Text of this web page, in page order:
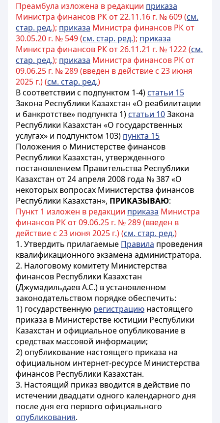
Преамбула изложена в редакции приказа
Министра финансов РК от 22.11.16 г. № 609 (см.
стар. ред.); приказа Министра финансов РК от
30.05.20 г. № 549 (см. стар. ред.); приказа
Министра финансов РК от 26.11.21 г. № 1222 (см.
стар. ред.); приказа Министра финансов РК от
09.06.25 г. № 289 (введен в действие с 23 июня
2025 г.) (см. стар. ред.)
В соответствии с подпунктом 1-4) статьи 15
Закона Республики Казахстан «О реабилитации
и банкротстве» подпункта 1) статьи 10Закона
Республики Казахстан «О государственных
услугах» и подпунктом 103) пункта 15
Положения о Министерстве финансов
Республики Казахстан, утвержденного
постановлением Правительства Республики
Казахстан от 24 апреля 2008 года № 387 «О
некоторых вопросах Министерства финансов
Республики Казахстан», ПРИКАЗЫВАЮ:
Пункт 1 изложен в редакции приказа Министра
финансов РК от 09.06.25 г. № 289 (введен в
действие с 23 июня 2025 г.) (см. стар. ред.)
1. Утвердить прилагаемые Правила проведения
квалификационного экзамена администратора.
2. Налоговому комитету Министерства
финансов Республики Казахстан
(Джумадильдаев А.С.) в установленном
законодательством порядке обеспечить:
1) государственную регистрацию настоящего
приказа в Министерстве юстиции Республики
Казахстан и официальное опубликование в
средствах массовой информации;
2) опубликование настоящего приказа на
официальном интернет-ресурсе Министерства
финансов Республики Казахстан.
3. Настоящий приказ вводится в действие по
истечении двадцати одного календарного дня
после дня его первого официального
опубликования.